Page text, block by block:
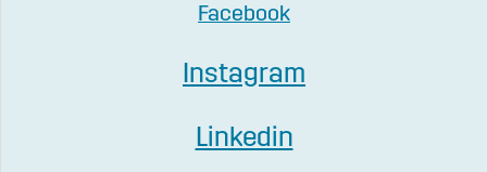
Facebook
Instagram
Linkedin